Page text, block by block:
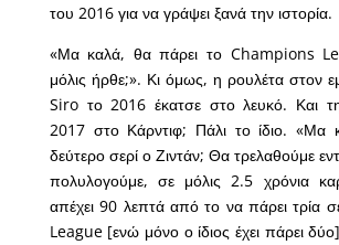
του 2016 για να γράψει ξανά την ιστορία.
«Μα καλά, θα πάρει το Champions
μόλις ήρθε;». Κι όμως, η ρουλέτα στον
Siro το 2016 έκατσε στο λευκό. Και
2017 στο Κάρντιφ; Πάλι το ίδιο. «Μα
δεύτερο σερί ο Ζιντάν; Θα τρελαθούμε
πολυλογούμε, σε μόλις 2.5 χρόνια
απέχει 90 λεπτά από το να πάρει τρία
League [ενώ μόνο ο ίδιος έχει πάρει